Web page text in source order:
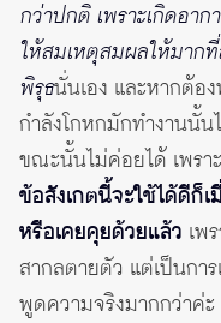
กว่าปกติ เพราะเกิดอาก
ให้สมเหตุสมผลให้มาก
พิรุธนั่นเอง และหากต้อ
กำลังโกหกมักทำงานนั้
ขณะนั้นไม่ค่อยได้ เพรา
ข้อสังเกตนี้จะใช้ได้ดี
หรือเคยคุยด้วยแล้ว เพ
สากลตายตัว แต่เป็นกา
พูดความจริงมากกว่าค่